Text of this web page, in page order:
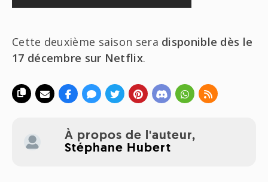
Cette deuxième saison sera disponible dès le
17 décembre sur Netflix.
À propos de l'auteur,
Stéphane Hubert